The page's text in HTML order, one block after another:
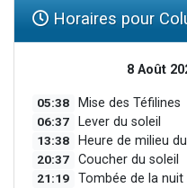
Horaires pour
8 Août
05:38 Mise des Téfilines
06:37 Lever du soleil
13:38 Heure de milieu
20:37 Coucher du soleil
21:19 Tombée de la nuit